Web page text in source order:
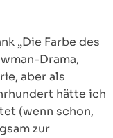
„Die Farbe des
Drama,
aber als
hätte ich
(wenn schon,
zur